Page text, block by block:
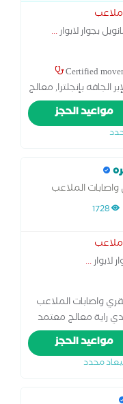
بجوار لابوار...
Certified
الجافه بإنجلترا, معالج
اصابات العمود
مواعيد الحجز
الملاعب
1728
لابوار...
واصابات الملاعب
راية معالج معتمد
معالج معتمد من
في الطب الرياضي
- بريطانيا معالج
مواعيد الحجز
محدد